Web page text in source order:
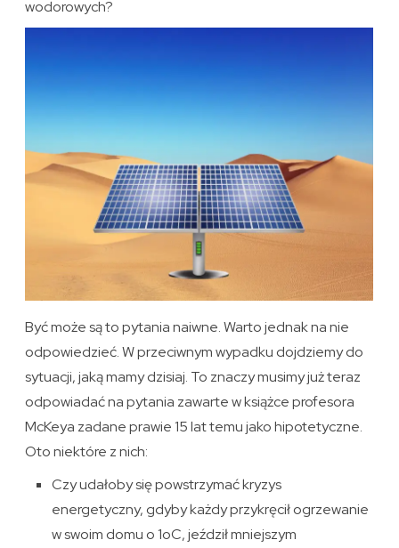
wodorowych?
Być może są to pytania naiwne. Warto jednak na nie
odpowiedzieć. W przeciwnym wypadku dojdziemy do
sytuacji, jaką mamy dzisiaj. To znaczy musimy już teraz
odpowiadać na pytania zawarte w książce profesora
McKeya zadane prawie 15 lat temu jako hipotetyczne.
Oto niektóre z nich:
Czy udałoby się powstrzymać kryzys
energetyczny, gdyby każdy przykręcił ogrzewanie
w swoim domu o 1oC, jeździł mniejszym